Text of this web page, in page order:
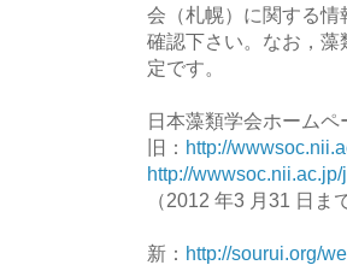
会（札幌）に関する
確認下さい。なお，
定です。
日本藻類学会ホームペ
旧： http://
http://
（2012 年3 月31 日ま
新： http://sourui.org/